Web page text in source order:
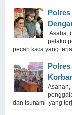
Polres
Asaha,
pelaku
pecah kaca yang
Polres
Asahan,
dan tsunami yang